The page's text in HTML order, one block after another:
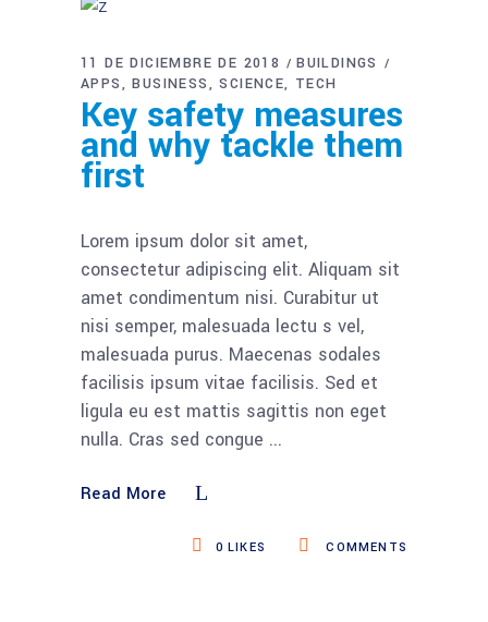
11 DE DICIEMBRE DE 2018
BUILDINGS
APPS
BUSINESS SCIENCE TECH
Key safety measures
and why tackle them
first
Lorem ipsum dolor sit amet,
consectetur adipiscing elit. Aliquam sit
amet condimentum nisi. Curabitur ut
nisi semper, malesuada lectu s vel,
malesuada purus. Maecenas sodales
facilisis ipsum vitae facilisis. Sed et
ligula eu est mattis sagittis non eget
nulla. Cras sed congue
Read More
COMMENTS
0 LIKES